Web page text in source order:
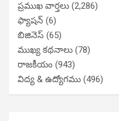
ప్రముఖ వార్తలు (2,286)
ఫ్యాషన్ (6)
బిజినెస్ (65)
ముఖ్య కథనాలు (78)
రాజకీయం (943)
విద్య & ఉద్యోగము (496)